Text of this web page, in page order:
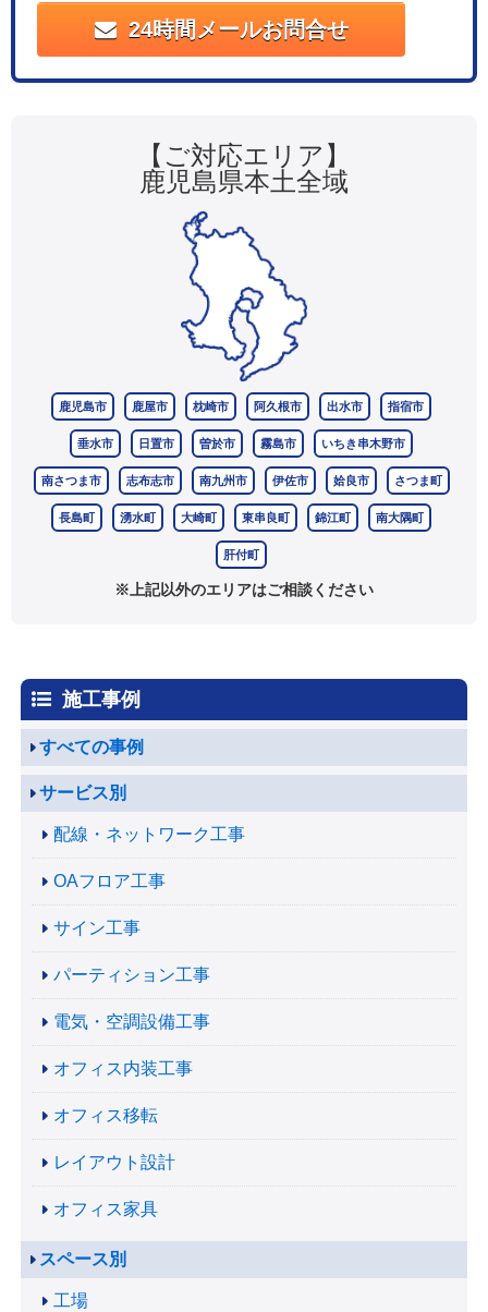
24時間メールお問合せ
【ご対応エリア】
鹿児島県本土全域
鹿児島市 鹿屋市 枕崎市 阿久根市 出水市 指宿市
垂水市 日置市 曽於市 霧島市 いちき串木野市
南さつま市 志布志市 南九州市 伊佐市 姶良市 さつま町
長島町 湧水町 大崎町 東串良町 錦江町 南大隅町
肝付町
※上記以外のエリアはご相談ください
施工事例
すべての事例
サービス別
配線・ネットワーク工事
OAフロア工事
サイン工事
パーティション工事
電気・空調設備工事
オフィス内装工事
オフィス移転
レイアウト設計
オフィス家具
スペース別
工場